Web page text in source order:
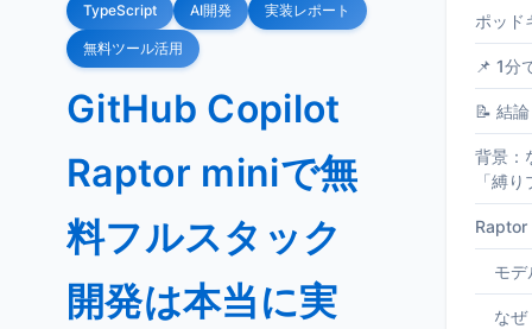
TypeScript AI開発 実装レポート
無料ツール活用
GitHub Copilot
Raptor miniで無
料フルスタック
開発は本当に実
ポッド
📌 1分
📝 結論
背景：
「縛
Raptor
モデ
なぜ